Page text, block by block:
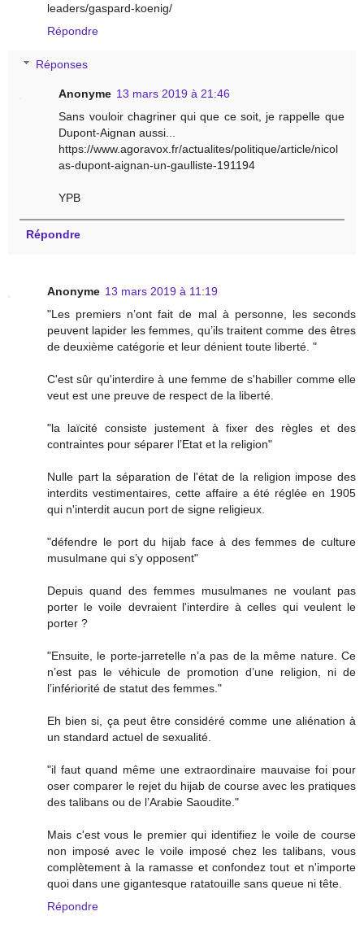
leaders/gaspard-koenig/
Répondre
Réponses
Anonyme 13 mars 2019 à 21:46
Sans vouloir chagriner qui que ce soit, je rappelle que
Dupont-Aignan aussi...
https://www.agoravox.fr/actualites/politique/article/nicol
as-dupont-aignan-un-gaulliste-191194
YPB
Répondre
Anonyme 13 mars 2019 à 11:19
"Les premiers n’ont fait de mal à personne, les seconds
peuvent lapider les femmes, qu’ils traitent comme des êtres
de deuxième catégorie et leur dénient toute liberté. "
C'est sûr qu'interdire à une femme de s'habiller comme elle
veut est une preuve de respect de la liberté.
"la laïcité consiste justement à fixer des règles et des
contraintes pour séparer l’Etat et la religion"
Nulle part la séparation de l'état de la religion impose des
interdits vestimentaires, cette affaire a été réglée en 1905
qui n'interdit aucun port de signe religieux.
"défendre le port du hijab face à des femmes de culture
musulmane qui s’y opposent"
Depuis quand des femmes musulmanes ne voulant pas
porter le voile devraient l'interdire à celles qui veulent le
porter ?
"Ensuite, le porte-jarretelle n’a pas de la même nature. Ce
n’est pas le véhicule de promotion d’une religion, ni de
l’infériorité de statut des femmes."
Eh bien si, ça peut être considéré comme une aliénation à
un standard actuel de sexualité.
"il faut quand même une extraordinaire mauvaise foi pour
oser comparer le rejet du hijab de course avec les pratiques
des talibans ou de l’Arabie Saoudite."
Mais c'est vous le premier qui identifiez le voile de course
non imposé avec le voile imposé chez les talibans, vous
complètement à la ramasse et confondez tout et n'importe
quoi dans une gigantesque ratatouille sans queue ni tête.
Répondre